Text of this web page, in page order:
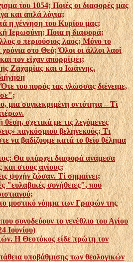
του 1054; Ποιές οι διαφορές μας
και απλά λόγια;
η γέννηση του Κυρίου μας;
Ιερωσύνη; Ποια η διαφορά;
ο περιούσιος λαος; Μόνο το
στο Θεό; Όλοι οι άλλοι λαοί
τον είχαν απορρίψει;
Ζαχαρίας και ο Ιωάννης.
του πυρός τας γλώσσας διένειμε,
μια συγκεκριμένη οντότητα – Τί
σχετικά με τις λεγόμενες
παγκόσμιου βεληνεκούς; Τι
να βαδίζουμε κατά το θείο θέλημα
Θα υπάρχει διαφορά ανάμεσα
και στους αγίους;
ψυχήν ζώσαν. Τί σημαίνει;
"ευλαβικές συνήθειες", που
μυστικό νόημα των Γραφών της
συνοδεύουν το γενέθλιο του Αγίου
Ιουνίου)
Η Θεοτόκος είδε πρώτη τον
υποβάθμισης των θεολογικών